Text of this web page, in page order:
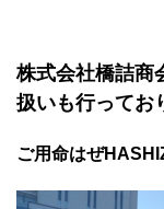
株式会社橋詰商
扱いも行ってお
ご用命はぜ